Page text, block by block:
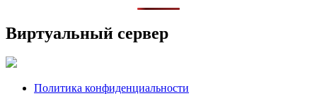
Виртуальный сервер
Политика конфиденциальности